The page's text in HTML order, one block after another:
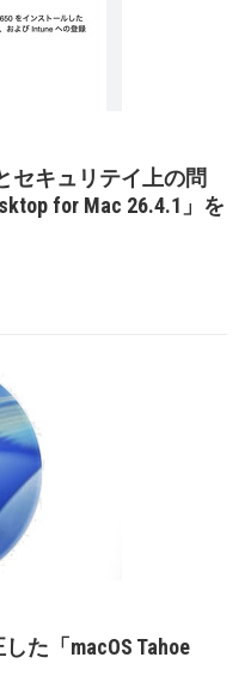
セキュリテイ上の問
for Mac 26.4.1」を
た「macOS Tahoe